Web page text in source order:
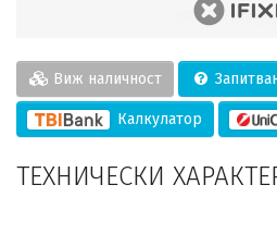
Виж наличност
Калкулатор
ТЕХНИЧЕСКИ